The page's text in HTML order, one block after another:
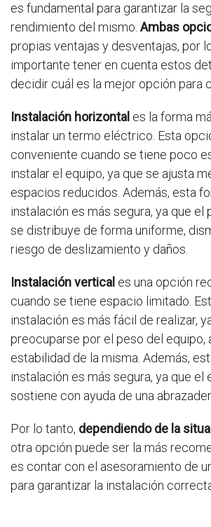
es fundamental para garantizar la
rendimiento del mismo. Ambas
propias ventajas y desventajas, por
importante tener en cuenta estos
decidir cuál es la mejor opción para
Instalación horizontal es la forma
instalar un termo eléctrico. Esta
conveniente cuando se tiene poco
instalar el equipo, ya que se ajusta
espacios reducidos. Además, esta
instalación es más segura, ya que el
se distribuye de forma uniforme,
riesgo de deslizamiento y daños.
Instalación vertical es una opción
cuando se tiene espacio limitado.
instalación es más fácil de realizar,
preocuparse por el peso del equipo,
estabilidad de la misma. Además,
instalación es más segura, ya que el
sostiene con ayuda de una
Por lo tanto, dependiendo de la
otra opción puede ser la más
es contar con el asesoramiento de
para garantizar la instalación